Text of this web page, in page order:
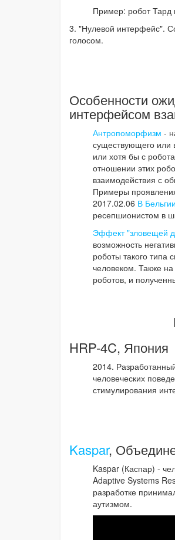
Пример: робот Тард
3. "Нулевой интерфейс".
голосом.
Особенности
интерфейсом
Антропоморфизм -
существующего или
или хотя бы с
отношении этих
взаимодействия с
Примеры
2017.02.06 В
ресепшионистом в
Эффект "зловещей
возможность
роботы такого типа
человеком. Также
роботов, и
HRP-4C, Япония
2014.
человеческих
стимулирования
Kaspar,
Kaspar (Каспар) -
Adaptive Systems
разработке
аутизмом.